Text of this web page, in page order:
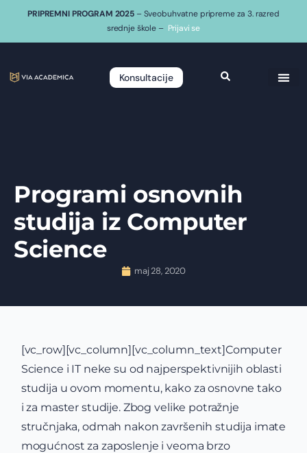
PRIPREMNI PROGRAM 2025 – Sveobuhvatne pripreme za 3. razred
srednje škole – Prijavi se
Konsultacije
Programi osnovnih
studija iz Computer
Science
maj 28, 2020
[vc_row][vc_column][vc_column_text]Computer
Science i IT neke su od najperspektivnijih oblasti
studija u ovom momentu, kako za osnovne tako
i za master studije. Zbog velike potražnje
stručnjaka, odmah nakon završenih studija imate
mogućnost za zaposlenje i veoma brzo